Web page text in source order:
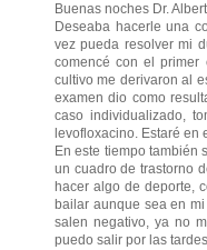
Buenas noches Dr.
Deseaba hacerle una
vez pueda resolver mi
comencé con el primer
cultivo me derivaron al
examen dio como
caso individualizado,
levofloxacino. Estaré en
En este tiempo también
un cuadro de trastorno
hacer algo de deporte,
bailar aunque sea en
salen negativo, ya no
puedo salir por las